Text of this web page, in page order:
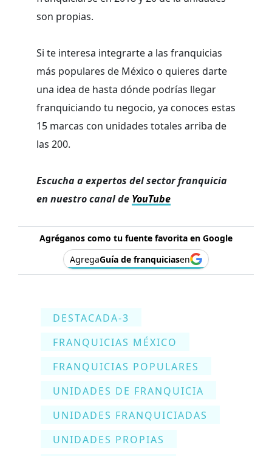
son propias.
Si te interesa integrarte a las franquicias
más populares de México o quieres darte
una idea de hasta dónde podrías llegar
franquiciando tu negocio, ya conoces estas
15 marcas con unidades totales arriba de
las 200.
Escucha a expertos del sector franquicia
en nuestro canal de YouTube
Agréganos como tu fuente favorita en Google
AgregaGuía de franquiciasen
DESTACADA-3
FRANQUICIAS MÉXICO
FRANQUICIAS POPULARES
UNIDADES DE FRANQUICIA
UNIDADES FRANQUICIADAS
UNIDADES PROPIAS